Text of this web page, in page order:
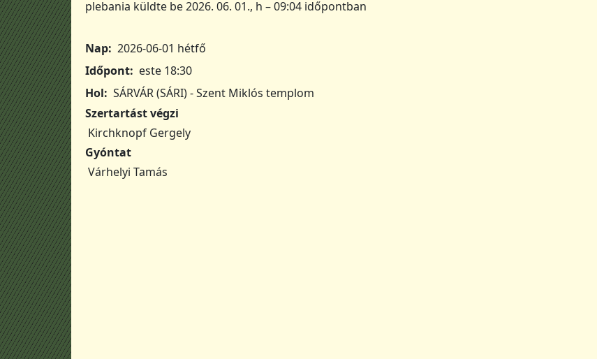
plebania küldte be2026. 06. 01., h – 09:04 időpontban
Nap 2026-06-01 hétfő
Időpont
este 18:30
Hol
SÁRVÁR (SÁRI) - Szent Miklós templom
Szertartást végzi
Kirchknopf Gergely
Gyóntat
Várhelyi Tamás